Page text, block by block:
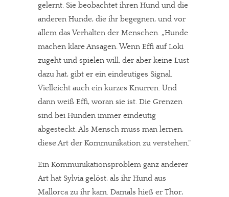
gelernt. Sie beobachtet ihren Hund und die
anderen Hunde, die ihr begegnen, und vor
allem das Verhalten der Menschen. „Hunde
machen klare Ansagen. Wenn Effi auf Loki
zugeht und spielen will, der aber keine Lust
dazu hat, gibt er ein eindeutiges Signal.
Vielleicht auch ein kurzes Knurren. Und
dann weiß Effi, woran sie ist. Die Grenzen
sind bei Hunden immer eindeutig
abgesteckt. Als Mensch muss man lernen,
diese Art der Kommunikation zu verstehen.“
Ein Kommunikationsproblem ganz anderer
Art hat Sylvia gelöst, als ihr Hund aus
Mallorca zu ihr kam. Damals hieß er Thor,